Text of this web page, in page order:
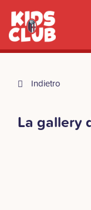
Indietro
La gallery